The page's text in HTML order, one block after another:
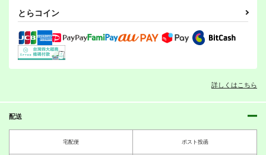
竜の飼い方教えます
乱痴気事虫所
110円（税込）
ファースト
平公平
転生？したら、アンド
ロイドでおんなの子
660円（税込）
ハッピーシュート！6
小さめの魔法師匠と大
ハッピーシュート！5
サンプル
作品詳細
サンプル
作品詳細
サンプル
作品詳細
とりからの巣
オリジナル
寺埜樹羅
オリジナル
寺埜樹羅
とらコイン
詳しくはこちら
配送
宅配便 ポスト投函